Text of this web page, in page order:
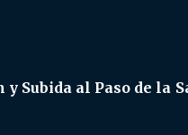
Subida al Paso de la